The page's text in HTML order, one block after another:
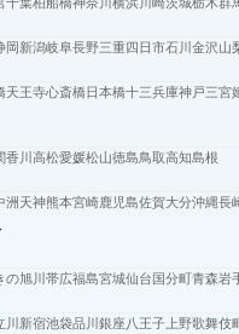
岡新潟岐阜長野三重四日市石川 金沢山
天王寺心斎橋日本橋十三兵庫神戸三宮
香川 高松愛媛松山徳島鳥取高知島根
洲 天神熊本宮崎鹿児島佐賀大分沖縄長
の旭川 帯広福島宮城仙台 国分町青森岩
川 新宿池袋品川 銀座八王子上野歌舞伎